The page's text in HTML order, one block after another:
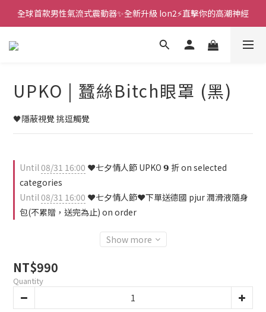
新款智能炮機👍小奶狗🩷小飛象💜
全球首款男性氣流式震動器✨全新升級 Ion2⚡直擊你的高潮神經
🎇全球首創三大創新專利👊全自動飛機杯S2 Pro玩遍所有姿勢
UPKO | 蠶絲Bitch眼罩 (黑)
🖤隱蔽視覺 挑逗觸覺
Until08/31 16:00 ❤️七夕情人節 UPKO 𝟵 折 on selected
categories
Until08/31 16:00 ❤️七夕情人節❤️下單送德國 pjur 潤滑液隨身
包(不累贈，送完為止) on order
Show more
NT$990
Quantity